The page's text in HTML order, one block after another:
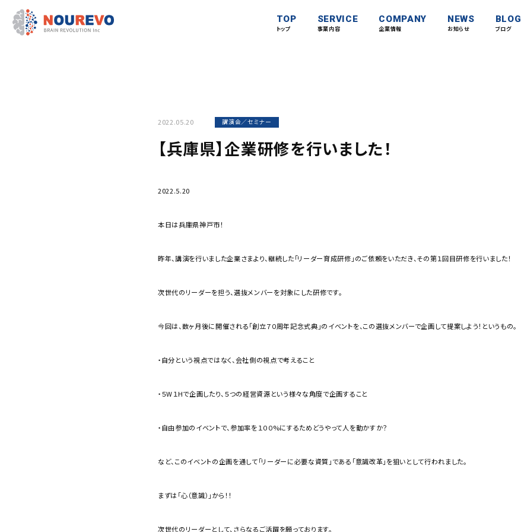
TOP
トップ
SERVICE
事業内容
COMPANY
企業情報
NEWS
お知らせ
BLOG
ブログ
2022.05.20 講演会／セミナー
【兵庫県】企業研修を行いました！
2022.5.20
本日は兵庫県神戸市！
昨年、講演を行いました企業さまより、継続した「リーダー育成研修」のご依頼をいただき、その第１回目研修を行いました！
次世代のリーダーを担う、選抜メンバーを対象にした研修です。
今回は、数ヶ月後に開催される「創立７０周年記念式典」のイベントを、この選抜メンバーで企画して提案しよう！というもの。
・自分という視点ではなく、会社側の視点で考えること
・５W１Hで企画したり、５つの経営資源という様々な角度で企画すること
・自由参加のイベントで、参加率を１００%にするためどうやって人を動かすか？
など、このイベントの企画を通して「リーダーに必要な資質」である「意識改革」を狙いとして行われました。
まずは「心（意識）」から！！
次世代のリーダーとして、さらなるご活躍を願っております。